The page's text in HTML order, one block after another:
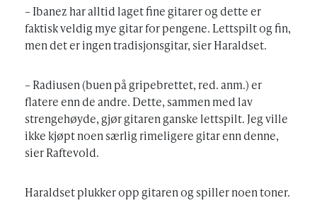
– Ibanez har alltid laget fine gitarer og dette er
faktisk veldig mye gitar for pengene. Lettspilt og fin,
men det er ingen tradisjonsgitar, sier Haraldset.
– Radiusen (buen på gripebrettet, red. anm.) er
flatere enn de andre. Dette, sammen med lav
strengehøyde, gjør gitaren ganske lettspilt. Jeg ville
ikke kjøpt noen særlig rimeligere gitar enn denne,
sier Raftevold.
Haraldset plukker opp gitaren og spiller noen toner.